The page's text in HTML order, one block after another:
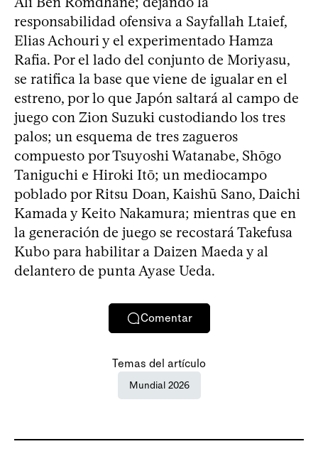
responsabilidad ofensiva a Sayfallah Ltaief,
Elias Achouri y el experimentado Hamza
Rafia. Por el lado del conjunto de Moriyasu,
se ratifica la base que viene de igualar en el
estreno, por lo que Japón saltará al campo de
juego con Zion Suzuki custodiando los tres
palos; un esquema de tres zagueros
compuesto por Tsuyoshi Watanabe, Shōgo
Taniguchi e Hiroki Itō; un mediocampo
poblado por Ritsu Doan, Kaishū Sano, Daichi
Kamada y Keito Nakamura; mientras que en
la generación de juego se recostará Takefusa
Kubo para habilitar a Daizen Maeda y al
delantero de punta Ayase Ueda.
Comentar
Temas del artículo
Mundial 2026